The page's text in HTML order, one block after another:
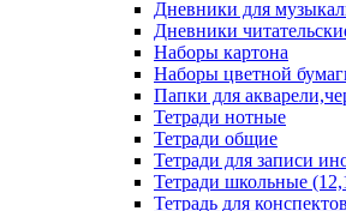
Дневники для
Дневники
Наборы картона
Наборы цветной
Папки для
Тетради нотные
Тетради общие
Тетради для записи
Тетради школьные
Тетрадь для